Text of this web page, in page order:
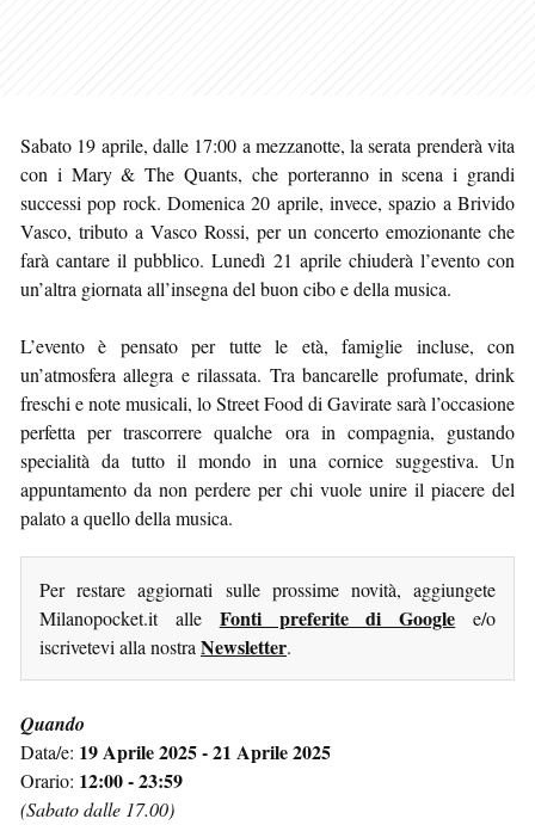
Sabato 19 aprile, dalle 17:00 a mezzanotte, la serata prenderà vita
con i Mary & The Quants, che porteranno in scena i grandi
successi pop rock. Domenica 20 aprile, invece, spazio a Brivido
Vasco, tributo a Vasco Rossi, per un concerto emozionante che
farà cantare il pubblico. Lunedì 21 aprile chiuderà l’evento con
un’altra giornata all’insegna del buon cibo e della musica.
L’evento è pensato per tutte le età, famiglie incluse, con
un’atmosfera allegra e rilassata. Tra bancarelle profumate, drink
freschi e note musicali, lo Street Food di Gavirate sarà l’occasione
perfetta per trascorrere qualche ora in compagnia, gustando
specialità da tutto il mondo in una cornice suggestiva. Un
appuntamento da non perdere per chi vuole unire il piacere del
palato a quello della musica.
Per restare aggiornati sulle prossime novità, aggiungete
Milanopocket.it alle Fonti preferite di Google e/o
iscrivetevi alla nostra Newsletter.
Quando
Data/e: 19 Aprile 2025 - 21 Aprile 2025
Orario: 12:00 - 23:59
(Sabato dalle 17.00)